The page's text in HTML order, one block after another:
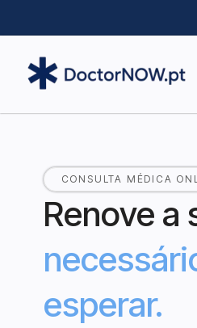
CONSULTA MÉDICA
Renove a
esperar.